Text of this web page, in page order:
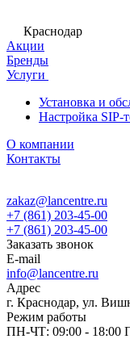
Краснодар
Акции
Бренды
Услуги
Установка и
Настройка SIP-
О компании
Контакты
zakaz@lancentre.ru
+7 (861) 203-45-00
+7 (861) 203-45-00
Заказать звонок
E-mail
info@lancentre.ru
Адрес
г. Краснодар, ул.
Режим работы
ПН-ЧТ: 09:00 - 18:00